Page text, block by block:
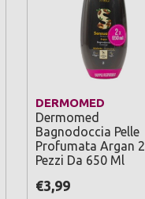
DERMOMED
Dermomed
Bagnodoccia Pelle
Profumata Argan 2
Pezzi Da 650 Ml
€3,99